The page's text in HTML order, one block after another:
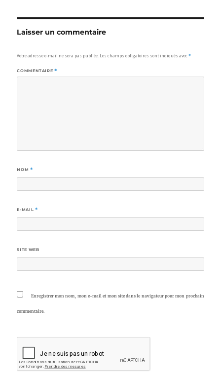
Laisser un commentaire
Votre adresse e-mail ne sera pas publiée. Les champs obligatoires sont indiqués avec*
COMMENTAIRE *
NOM *
E-MAIL *
SITE WEB
Enregistrer mon nom, mon e-mail et mon site dans le navigateur pour mon prochain
commentaire.